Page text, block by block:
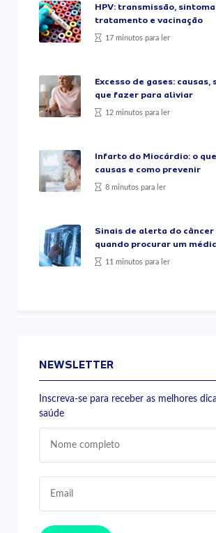
HPV: transmissão,
tratamento e vacinação
17 minutos para ler
Excesso de gases: causas,
que fazer para aliviar
12 minutos para ler
Infarto do Miocárdio: o
causas e como prevenir
8 minutos para ler
Sinais de alerta do câncer
quando procurar um
11 minutos para ler
NEWSLETTER
Inscreva-se para receber as melhores
saúde